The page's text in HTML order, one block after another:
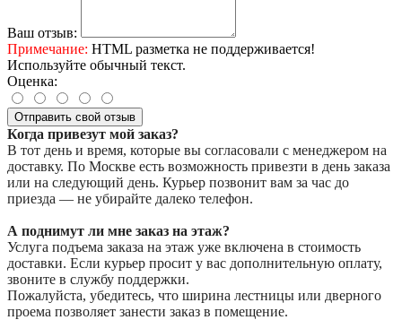
Ваш отзыв:
Примечание: HTML разметка не поддерживается!
Используйте обычный текст.
Оценка:
Отправить свой отзыв
Когда привезут мой заказ?
В тот день и время, которые вы согласовали с менеджером на
доставку. По Москве есть возможность привезти в день заказа
или на следующий день. Курьер позвонит вам за час до
приезда — не убирайте далеко телефон.
А поднимут ли мне заказ на этаж?
Услуга подъема заказа на этаж уже включена в стоимость
доставки. Если курьер просит у вас дополнительную оплату,
звоните в службу поддержки.
Пожалуйста, убедитесь, что ширина лестницы или дверного
проема позволяет занести заказ в помещение.